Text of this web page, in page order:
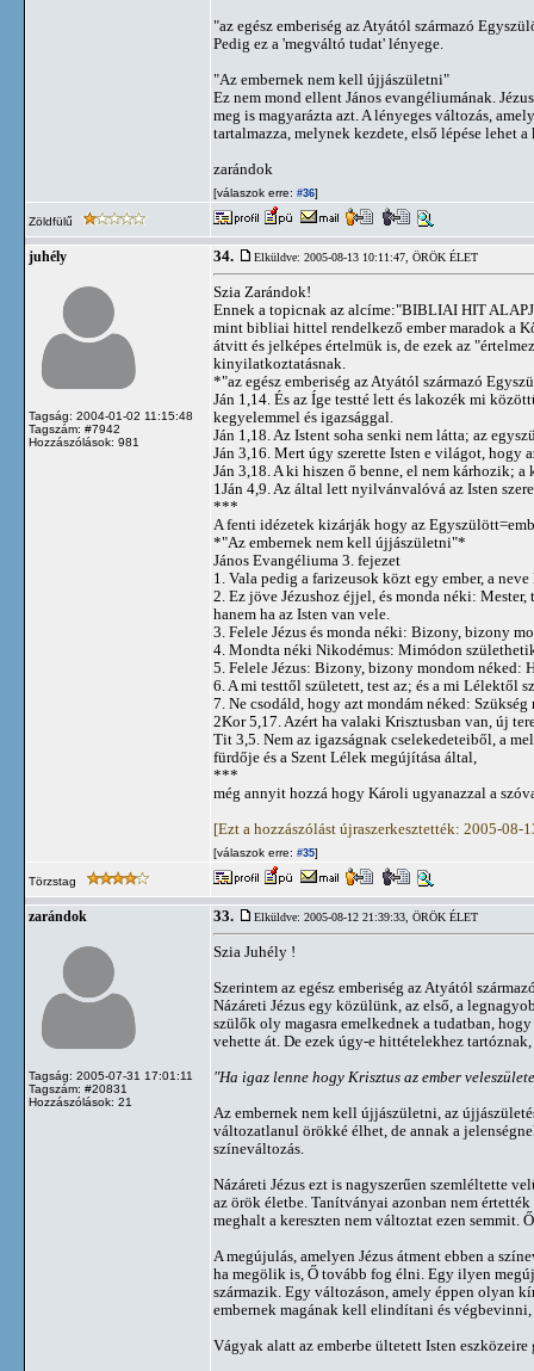
"az egész emberiség az Atyától származó
Pedig ez a 'megváltó tudat' lényege.
"Az embernek nem kell újjászületni"
Ez nem mond ellent János evangéliumának.
meg is magyarázta azt. A lényeges változás,
tartalmazza, melynek kezdete, első lépése lehet
zarándok
[válaszok erre: #36]
Zöldfülű
juhély
Tagság: 2004-01-02 11:15:48
Tagszám: #7942
Hozzászólások: 981
34. Elküldve: 2005-08-13 10:11:47, ÖRÖK ÉLET
Szia Zarándok!
Ennek a topicnak az alcíme:"BIBLIAI HIT
mint bibliai hittel rendelkező ember maradok a
átvitt és jelképes értelmük is, de ezek az
kinyilatkoztatásnak.
*"az egész emberiség az Atyától származó
Ján 1,14. És az Íge testté lett és lakozék mi
kegyelemmel és igazsággal.
Ján 1,18. Az Istent soha senki nem látta; az
Ján 3,16. Mert úgy szerette Isten e világot, hogy
Ján 3,18. A ki hiszen ő benne, el nem kárhozik;
1Ján 4,9. Az által lett nyilvánvalóvá az Isten
***
A fenti idézetek kizárják hogy az
*"Az embernek nem kell újjászületni"*
János Evangéliuma 3. fejezet
1. Vala pedig a farizeusok közt egy ember, a
2. Ez jöve Jézushoz éjjel, és monda néki:
hanem ha az Isten van vele.
3. Felele Jézus és monda néki: Bizony, bizony
4. Mondta néki Nikodémus: Mimódon születhetik
5. Felele Jézus: Bizony, bizony mondom néked:
6. A mi testtől született, test az; és a mi Lélektől
7. Ne csodáld, hogy azt mondám néked:
2Kor 5,17. Azért ha valaki Krisztusban van, új
Tit 3,5. Nem az igazságnak cselekedeteiből, a
fürdője és a Szent Lélek megújítása által,
***
még annyit hozzá hogy Károli ugyanazzal a
[Ezt a hozzászólást újraszerkesztették: 2005-08-
[válaszok erre: #35]
Törzstag
zarándok
Tagság: 2005-07-31 17:01:11
Tagszám: #20831
Hozzászólások: 21
33. Elküldve: 2005-08-12 21:39:33, ÖRÖK ÉLET
Szia Juhély !
Szerintem az egész emberiség az Atyától
Názáreti Jézus egy közülünk, az első, a
szülők oly magasra emelkednek a tudatban,
vehette át. De ezek úgy-e hittételekhez
"Ha igaz lenne hogy Krisztus az ember
Az embernek nem kell újjászületni, az
változatlanul örökké élhet, de annak a
színeváltozás.
Názáreti Jézus ezt is nagyszerűen szemléltette
az örök életbe. Tanítványai azonban nem
meghalt a kereszten nem változtat ezen semmit.
A megújulás, amelyen Jézus átment ebben a
ha megölik is, Ő tovább fog élni. Egy ilyen
származik. Egy változáson, amely éppen olyan
embernek magának kell elindítani és
Vágyak alatt az emberbe ültetett Isten